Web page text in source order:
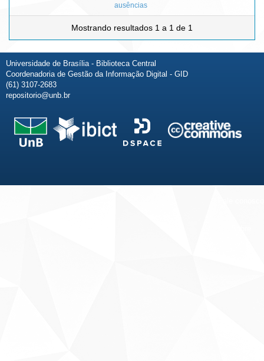
ausências
Mostrando resultados 1 a 1 de 1
Universidade de Brasília - Biblioteca Central
Coordenadoria de Gestão da Informação Digital - GID
(61) 3107-2683
repositorio@unb.br